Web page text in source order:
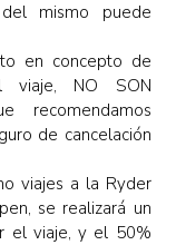
mismo puede
en concepto de
viaje, NO SON
recomendamos
de cancelación
viajes a la Ryder
se realizará un
el viaje, y el 50%